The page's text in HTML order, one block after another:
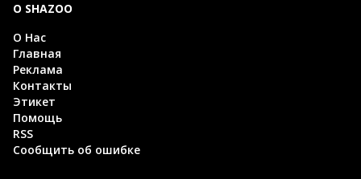
О SHAZOO
О Нас
Главная
Реклама
Контакты
Этикет
Помощь
RSS
Сообщить об ошибке